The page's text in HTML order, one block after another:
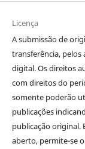
Licença
A submissão de
transferência, pelos
digital. Os direitos
com direitos do
somente poderão
publicações
publicação original.
aberto, permite-se